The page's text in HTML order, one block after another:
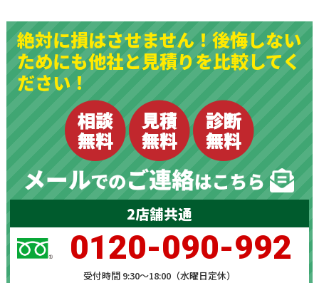
絶対に損はさせません！後悔しない
ためにも他社と見積りを比較してく
ださい！
2店舗共通
0120-090-992
受付時間 9:30～18:00（水曜日定休）